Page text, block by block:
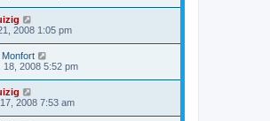
2008 1:05 pm
Monfort
18, 2008 5:52 pm
2008 7:53 am